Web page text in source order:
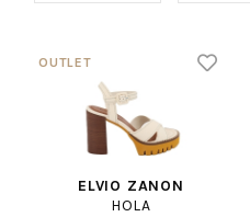
ELVIO ZANON
HOLA